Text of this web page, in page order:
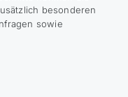
besonderen
sowie